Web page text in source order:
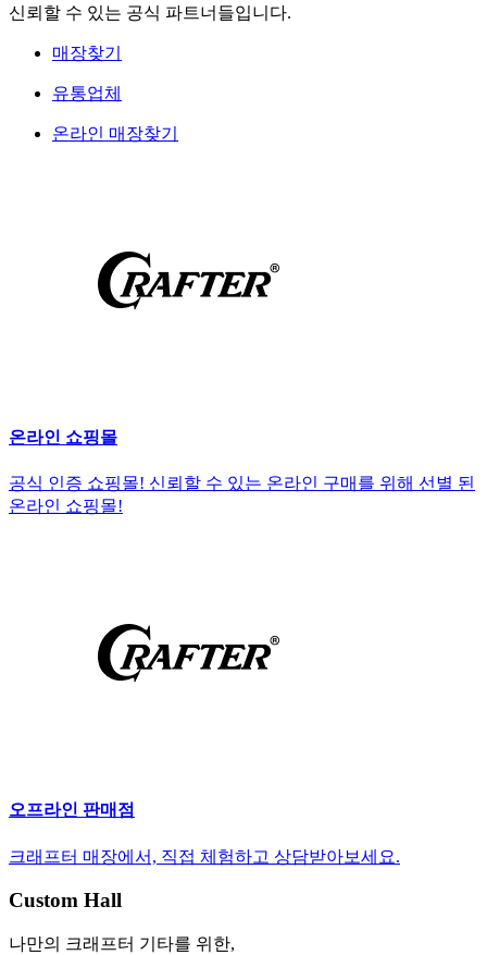
신뢰할 수 있는 공식 파트너들입니다.
매장찾기
유통업체
온라인 매장찾기
온라인 쇼핑몰
공식 인증 쇼핑몰! 신뢰할 수 있는 온라인 구매를 위해 선별 된
온라인 쇼핑몰!
오프라인 판매점
크래프터 매장에서, 직접 체험하고 상담받아보세요.
Custom Hall
나만의 크래프터 기타를 위한,